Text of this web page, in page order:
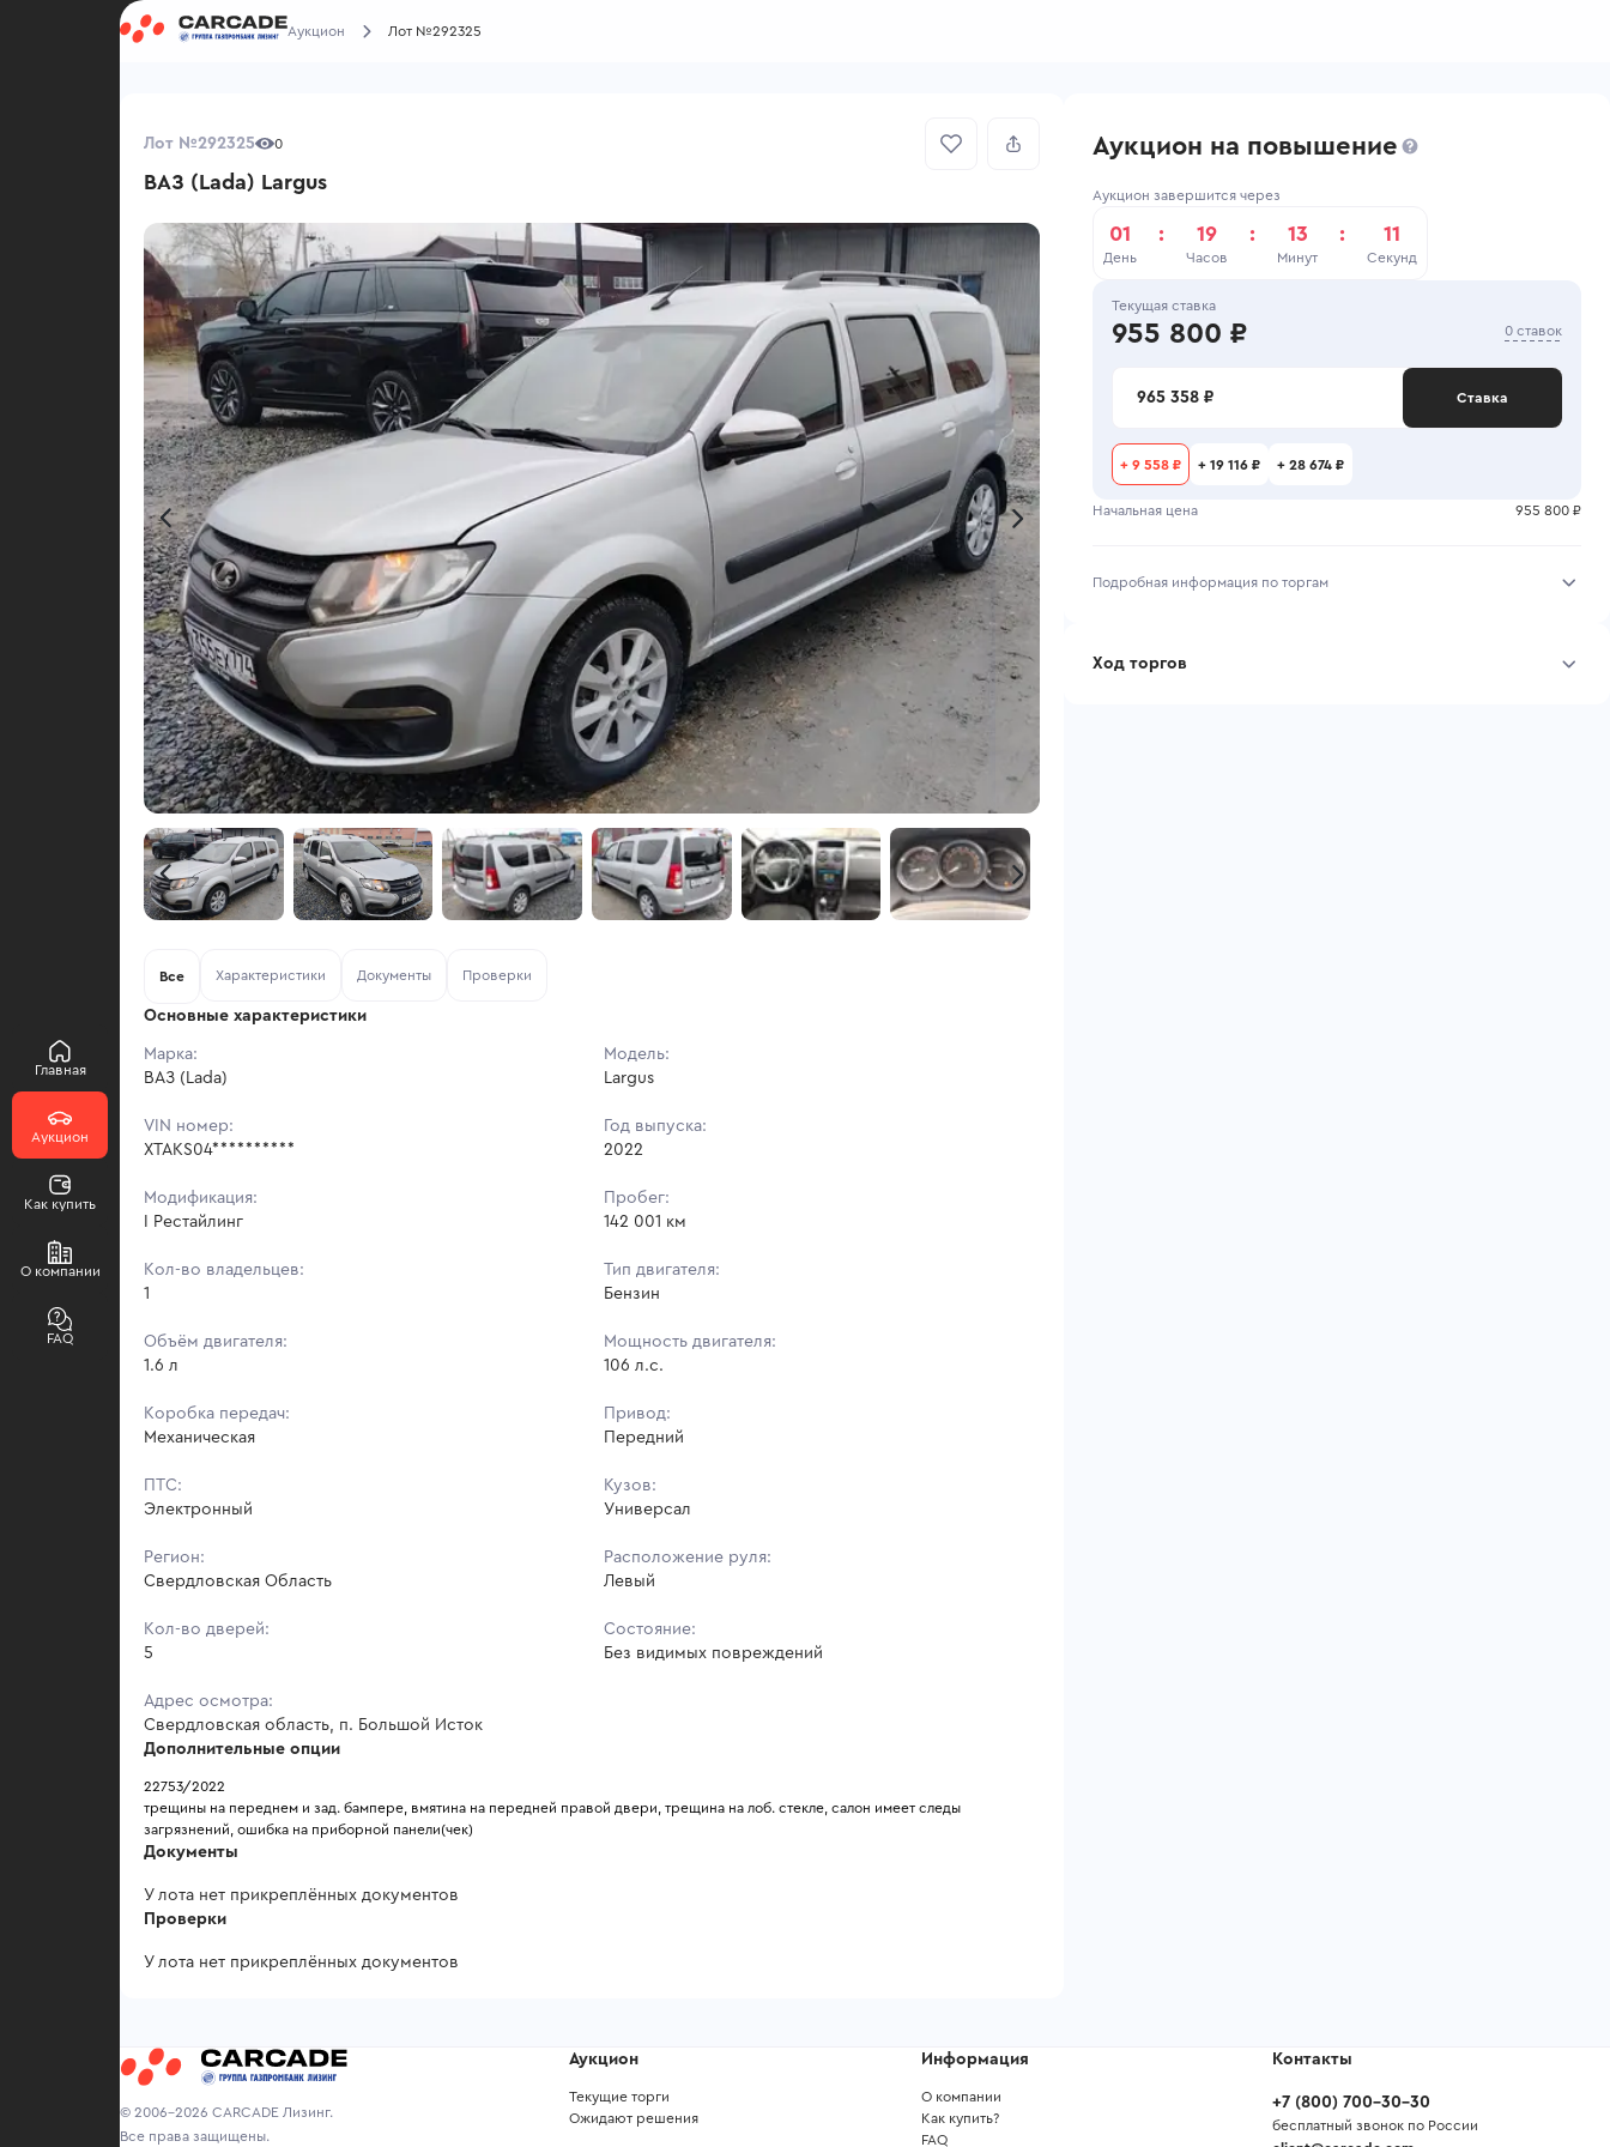
Главная
Аукцион
Как купить
О компании
FAQ
Аукцион Лот №292325
Лот №292325 0
ВАЗ (Lada) Largus
Все Характеристики Документы Проверки
Основные характеристики
Марка:
ВАЗ (Lada)
Модель:
Largus
VIN номер:
XTAKS04**********
Год выпуска:
2022
Модификация:
I Рестайлинг
Пробег:
142 001 км
Кол-во владельцев:
1
Тип двигателя:
Бензин
Объём двигателя:
1.6 л
Мощность двигателя:
106 л.с.
Коробка передач:
Механическая
Привод:
Передний
ПТС:
Электронный
Кузов:
Универсал
Регион:
Свердловская Область
Расположение руля:
Левый
Кол-во дверей:
5
Состояние:
Без видимых повреждений
Адрес осмотра:
Свердловская область, п. Большой Исток
Дополнительные опции
22753/2022
трещины на переднем и зад. бампере, вмятина на передней правой двери, трещина на лоб. стекле, салон имеет следы
загрязнений, ошибка на приборной панели(чек)
Документы
У лота нет прикреплённых документов
Проверки
У лота нет прикреплённых документов
Аукцион на повышение
Аукцион завершится через
01
День
: 19
Часов
: 13
Минут
: 11
Секунд
Текущая ставка
955 800 ₽ 0 ставок
965 358 ₽ Ставка
+ 9 558 ₽ + 19 116 ₽ + 28 674 ₽
Начальная цена 955 800 ₽
Подробная информация по торгам
Ход торгов
© 2006-2026 CARCADE Лизинг.
Все права защищены.
Аукцион
Текущие торги
Ожидают решения
Информация
О компании
Как купить?
FAQ
Контакты
+7 (800) 700-30-30
бесплатный звонок по России